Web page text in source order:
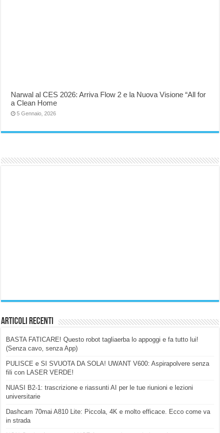
Narwal al CES 2026: Arriva Flow 2 e la Nuova Visione “All for
a Clean Home
5 Gennaio, 2026
Articoli Recenti
BASTA FATICARE! Questo robot tagliaerba lo appoggi e fa tutto lui!
(Senza cavo, senza App)
PULISCE e SI SVUOTA DA SOLA! UWANT V600: Aspirapolvere senza
fili con LASER VERDE!
NUASI B2-1: trascrizione e riassunti AI per le tue riunioni e lezioni
universitarie
Dashcam 70mai A810 Lite: Piccola, 4K e molto efficace. Ecco come va
in strada